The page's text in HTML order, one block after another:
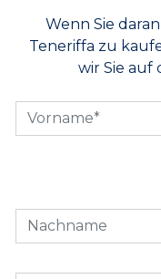
Wenn Sie
Teneriffa zu
wir Sie auf